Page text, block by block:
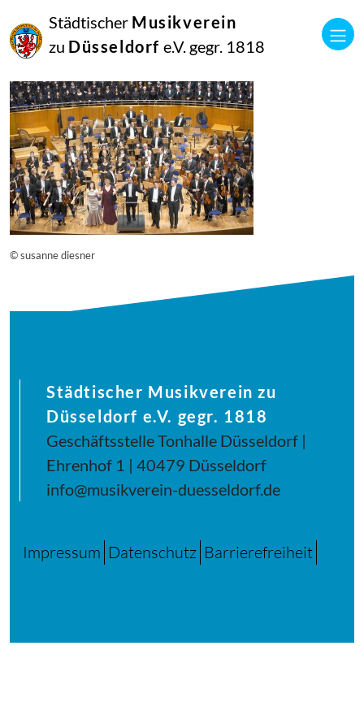
Städtischer Musikverein
zu Düsseldorf e.V. gegr. 1818
September
2014
Manfred Hill
© susanne diesner
Städtischer Musikverein zu
Düsseldorf e.V. gegr. 1818
Geschäftsstelle Tonhalle Düsseldorf |
Ehrenhof 1 | 40479 Düsseldorf
info@musikverein-duesseldorf.de
Impressum Datenschutz Barrierefreiheit